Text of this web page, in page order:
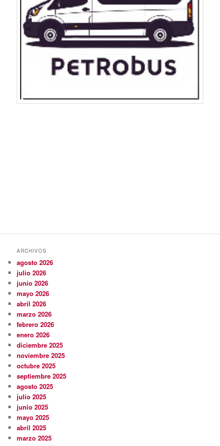
ARCHIVOS
agosto 2026
julio 2026
junio 2026
mayo 2026
abril 2026
marzo 2026
febrero 2026
enero 2026
diciembre 2025
noviembre 2025
octubre 2025
septiembre 2025
agosto 2025
julio 2025
junio 2025
mayo 2025
abril 2025
marzo 2025